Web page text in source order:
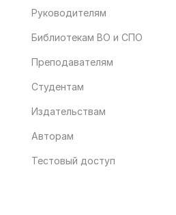
Руководителям
Библиотекам ВО и СПО
Преподавателям
Студентам
Издательствам
Авторам
Тестовый доступ